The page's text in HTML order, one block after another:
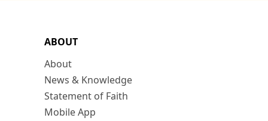
ABOUT
About
News & Knowledge
Statement of Faith
Mobile App